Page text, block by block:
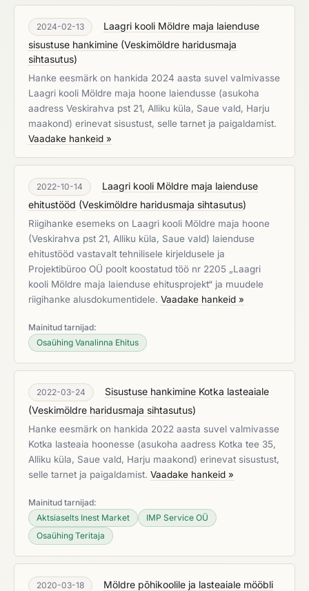
2024-02-13
Laagri kooli Möldre maja laienduse
sisustuse hankimine (Veskimöldre haridusmaja
sihtasutus)
Hanke eesmärk on hankida 2024 aasta suvel valmivasse
Laagri kooli Möldre maja hoone laiendusse (asukoha
aadress Veskirahva pst 21, Alliku küla, Saue vald, Harju
maakond) erinevat sisustust, selle tarnet ja paigaldamist.
Vaadake hankeid »
2022-10-14
Laagri kooli Möldre maja laienduse
ehitustööd (Veskimöldre haridusmaja sihtasutus)
Riigihanke esemeks on Laagri kooli Möldre maja hoone
(Veskirahva pst 21, Alliku küla, Saue vald) laienduse
ehitustööd vastavalt tehnilisele kirjeldusele ja
Projektibüroo OÜ poolt koostatud töö nr 2205 „Laagri
kooli Möldre maja laienduse ehitusprojekt“ ja muudele
riigihanke alusdokumentidele. Vaadake hankeid »
Mainitud tarnijad:
Osaühing Vanalinna Ehitus
2022-03-24
Sisustuse hankimine Kotka lasteaiale
(Veskimöldre haridusmaja sihtasutus)
Hanke eesmärk on hankida 2022 aasta suvel valmivasse
Kotka lasteaia hoonesse (asukoha aadress Kotka tee 35,
Alliku küla, Saue vald, Harju maakond) erinevat sisustust,
selle tarnet ja paigaldamist. Vaadake hankeid »
Mainitud tarnijad:
Aktsiaselts Inest Market
IMP Service OÜ
Osaühing Teritaja
2020-03-18
Möldre põhikoolile ja lasteaiale mööbli